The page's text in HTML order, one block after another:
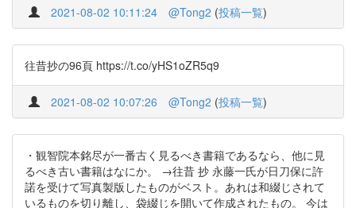
2021-08-02 10:11:24 @Tong2 (投稿一覧)
往昔抄の96頁 https://t.co/yHS1oZR5q9
2021-08-02 10:07:26 @Tong2 (投稿一覧)
・観智院本銘尽が一番古く見るべき書籍であるなら、他に見
るべき古い書籍はなにか。 →往昔 抄 永藤一氏が日刀保に許
諾を受けて写真製版したものがベスト。あれは和綴じされて
いるものを切り離し、袋綴じを開いて作成されたもの。 今は